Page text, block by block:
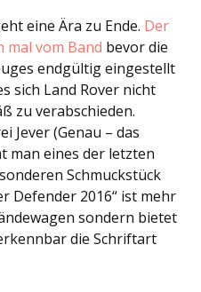
eine Ära zu Ende. Der
vom Band bevor die
endgültig eingestellt
sich Land Rover nicht
zu verabschieden.
Jever (Genau – das
man eines der letzten
Schmuckstück
Defender 2016“ ist mehr
sondern bietet
die Schriftart